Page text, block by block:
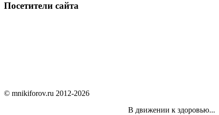
Посетители сайта
© mnikiforov.ru 2012-2026
В движении к здоровью...